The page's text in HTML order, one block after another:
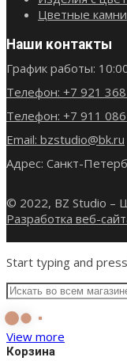
Цветные камни
Наши контакты
График работы:
Телефон: +7 921
Телефон: +7 911
Email: bzstudio@bk.ru
Адрес: Санкт-
© 2022, BZ Studio –
Разработка веб-
Start typing and
View more
Корзина